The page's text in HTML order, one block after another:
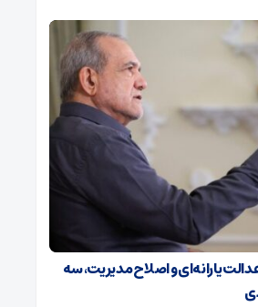
یارانه‌ای و اصلاح مدیریت، سه